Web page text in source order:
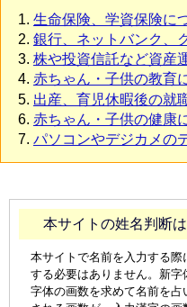
生命保険、学資保険に
銀行、ネットバンク、
株や投資信託など資産
赤ちゃん・子供の教育
出産、育児休暇後の就
赤ちゃん・子供の健康
パソコンやデジカメの
本サイトの姓名判断
本サイトで名前を入力する
する必要はありません。新
字体の画数を求めて名前を